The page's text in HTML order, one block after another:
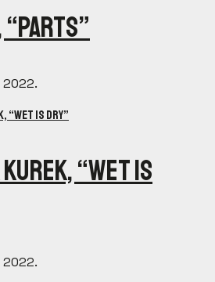
2022.
“Wet is
2022.